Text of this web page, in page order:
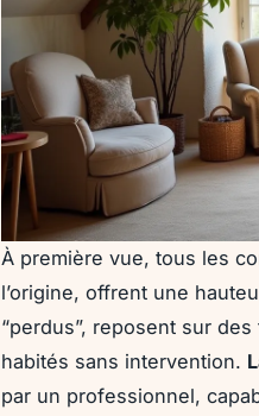
À première vue, tous les
l’origine, offrent une
“perdus”, reposent sur
habités sans intervention.
par un professionnel,